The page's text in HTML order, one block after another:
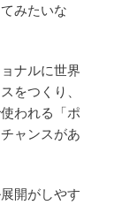
みたいな
ナルに世界
をつくり、
われる「ポ
ャンスがあ
開がしやす